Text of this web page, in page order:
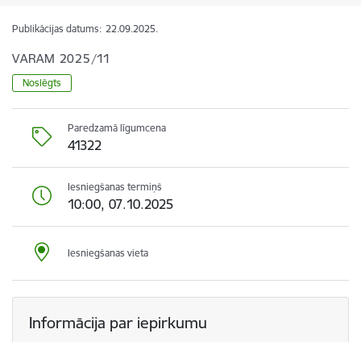
Publikācijas datums: 22.09.2025.
VARAM 2025/11
Noslēgts
Paredzamā līgumcena
41322
Iesniegšanas termiņš
10:00, 07.10.2025
Iesniegšanas vieta
Informācija par iepirkumu